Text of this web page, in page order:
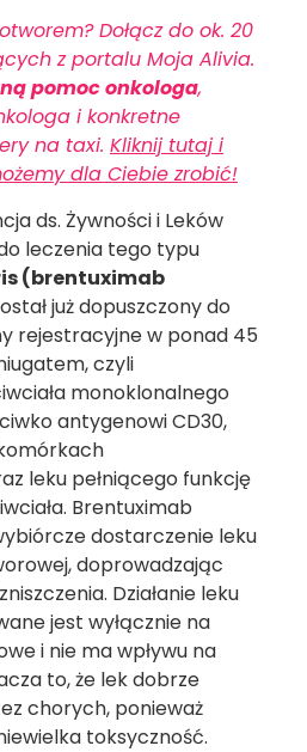
Dołącz do ok. 20
z portalu Moja Alivia.
pomoc onkologa,
i konkretne
na taxi. Kliknij tutaj i
dla Ciebie zrobić!
ds. Żywności i Leków
leczenia tego typu
(brentuximab
już dopuszczony do
rejestracyjne w ponad 45
czyli
monoklonalnego
antygenowi CD30,
leku pełniącego funkcję
Brentuximab
dostarczenie leku
doprowadzając
Działanie leku
jest wyłącznie na
i nie ma wpływu na
to, że lek dobrze
chorych, ponieważ
toksyczność.